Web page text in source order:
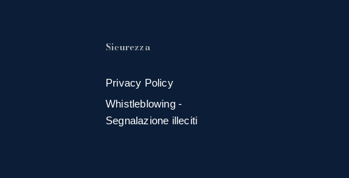
Sicurezza
Privacy Policy
Whistleblowing -
Segnalazione illeciti